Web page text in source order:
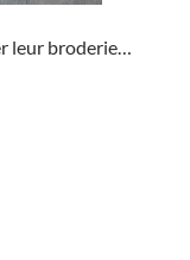
leur broderie…